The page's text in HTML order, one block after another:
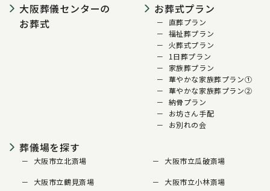
大阪葬儀センターの
お葬式
お葬式プラン
直葬プラン
福祉葬プラン
火葬式プラン
1日葬プラン
家族葬プラン
華やかな家族葬プラン①
華やかな家族葬プラン②
納骨プラン
お坊さん手配
お別れの会
葬儀場を探す
大阪市立北斎場 大阪市立瓜破斎場
大阪市立鶴見斎場 大阪市立小林斎場